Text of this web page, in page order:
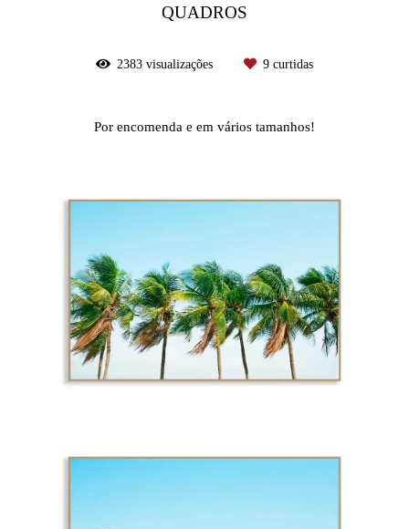
QUADROS
2383 visualizações 9 curtidas
Por encomenda e em vários tamanhos!